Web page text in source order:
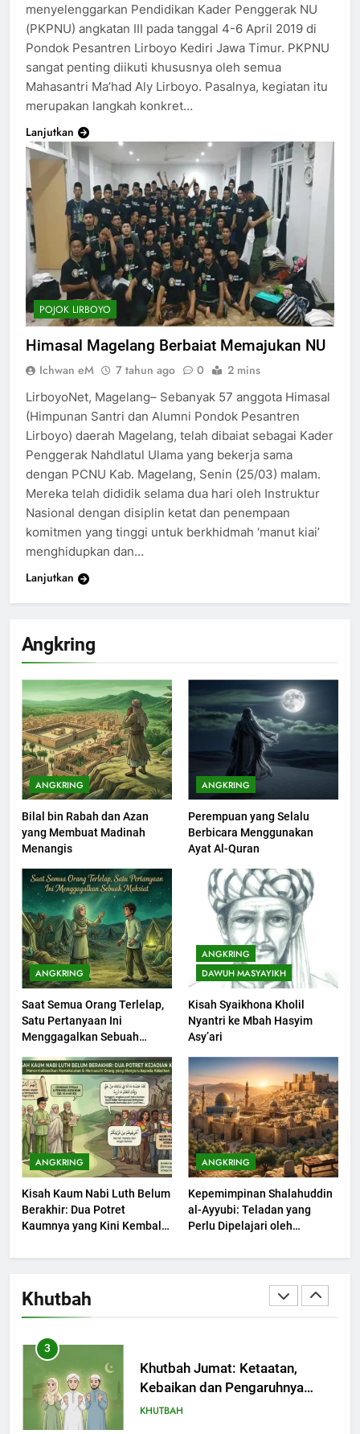
Angkring
ANGKRING
Bilal bin Rabah dan Azan
yang Membuat Madinah
Menangis
ANGKRING
Perempuan yang Selalu
Berbicara Menggunakan
Ayat Al-Quran
ANGKRING
Saat Semua Orang Terlelap,
Satu Pertanyaan Ini
Menggagalkan Sebuah
ANGKRING
DAWUH MASYAYIKH
Kisah Syaikhona Kholil
Nyantri ke Mbah Hasyim
Asy’ari
ANGKRING
Kisah Kaum Nabi Luth Belum
Berakhir: Dua Potret
Kaumnya yang Kini Kembali
ANGKRING
Kepemimpinan Shalahuddin
al-Ayyubi: Teladan yang
Perlu Dipelajari oleh
(2)
Khutbah
200
Khutbah Idul Fitri di Rumah
KHUTBAH
201
Khutbah jumat: Sejarah
Seebagai Pembangkit Jiwa
KHUTBAH
202
Khutbah Jumat : Supaya Amal
Bisa Diterima
KHUTBAH
Muharram Bulan Bersejarah
KHUTBAH
1
Khutbah Jumat: Mengapa Orang
Dengki Tak Akan Pernah
Berjaya?
KHUTBAH
Khutbah Jumat: Melihat
Limpahan Nikmat Allah
3
Khutbah Jumat: Ketaatan,
Kebaikan dan Pengaruhnya
dalam Jiwa Manusia
KHUTBAH
menyelenggarkan Pendidikan Kader Penggerak NU
(PKPNU) angkatan III pada tanggal 4-6 April 2019 di
Pondok Pesantren Lirboyo Kediri Jawa Timur. PKPNU
sangat penting diikuti khususnya oleh semua
Mahasantri Ma’had Aly Lirboyo. Pasalnya, kegiatan itu
merupakan langkah konkret…
Lanjutkan
POJOK LIRBOYO
Himasal Magelang Berbaiat Memajukan NU
Ichwan eM 7 tahun ago 0 2 mins
LirboyoNet, Magelang– Sebanyak 57 anggota Himasal
(Himpunan Santri dan Alumni Pondok Pesantren
Lirboyo) daerah Magelang, telah dibaiat sebagai Kader
Penggerak Nahdlatul Ulama yang bekerja sama
dengan PCNU Kab. Magelang, Senin (25/03) malam.
Mereka telah dididik selama dua hari oleh Instruktur
Nasional dengan disiplin ketat dan penempaan
komitmen yang tinggi untuk berkhidmah ‘manut kiai’
menghidupkan dan…
Lanjutkan